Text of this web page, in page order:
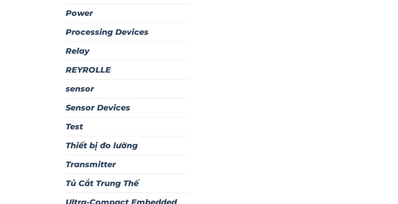
Power
Processing Devices
Relay
REYROLLE
sensor
Sensor Devices
Test
Thiết bị đo lường
Transmitter
Tủ Cắt Trung Thế